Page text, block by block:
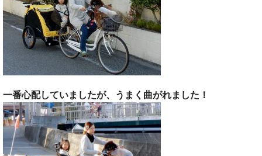
一番心配していましたが、うまく曲がれました！